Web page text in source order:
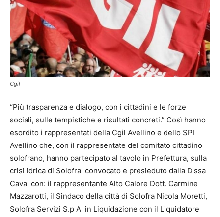
Cgil
“Più trasparenza e dialogo, con i cittadini e le forze
sociali, sulle tempistiche e risultati concreti.” Così hanno
esordito i rappresentati della Cgil Avellino e dello SPI
Avellino che, con il rappresentate del comitato cittadino
solofrano, hanno partecipato al tavolo in Prefettura, sulla
crisi idrica di Solofra, convocato e presieduto dalla D.ssa
Cava, con: il rappresentante Alto Calore Dott. Carmine
Mazzarotti, il Sindaco della città di Solofra Nicola Moretti,
Solofra Servizi S.p A. in Liquidazione con il Liquidatore